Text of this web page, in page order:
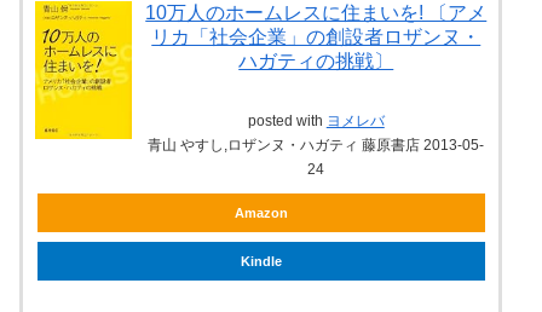
10万人のホームレスに住まいを! 〔アメ
リカ「社会企業」の創設者ロザンヌ・
ハガティの挑戦〕
posted with ヨメレバ
青山 やすし,ロザンヌ・ハガティ 藤原書店 2013-05-
24
Amazon
Kindle